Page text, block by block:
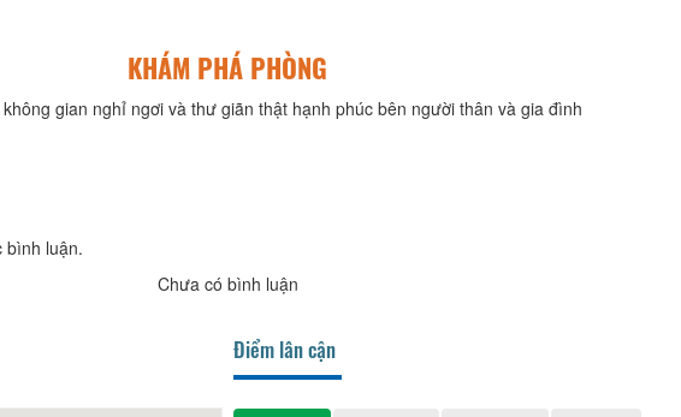
KHÁM PHÁ PHÒNG
gian nghỉ ngơi và thư giãn thật hạnh phúc bên người thân và gia đình
bình luận.
Chưa có bình luận
Điểm lân cận